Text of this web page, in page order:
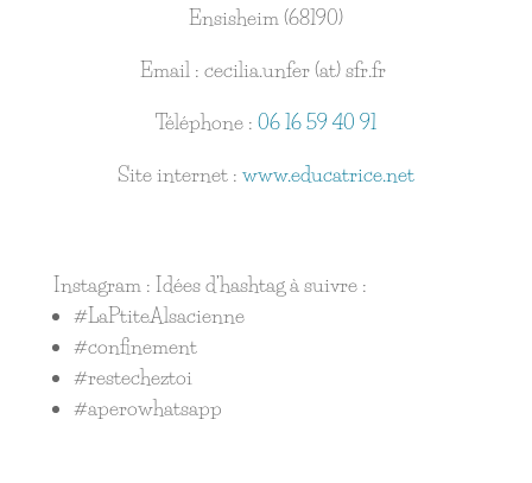
Ensisheim (68190)
Email : cecilia.unfer (at) sfr.fr
Téléphone : 06 16 59 40 91
Site internet : www.educatrice.net
Instagram : Idées d’hashtag à suivre :
#LaPtiteAlsacienne
#confinement
#restecheztoi
#aperowhatsapp